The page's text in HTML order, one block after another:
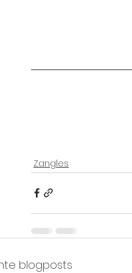
Zangles
blogposts